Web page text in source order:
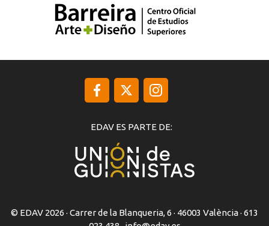
EDAV ES PARTE DE:
© EDAV 2026 · Carrer de la Blanqueria, 6 · 46003 València · 613